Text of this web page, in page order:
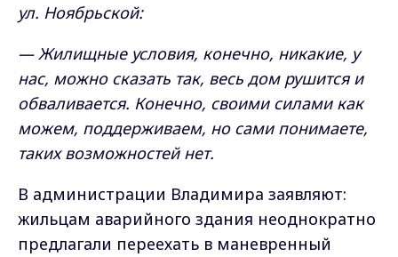
ул. Ноябрьской:
— Жилищные условия, конечно, никакие, у
нас, можно сказать так, весь дом рушится и
обваливается. Конечно, своими силами как
можем, поддерживаем, но сами понимаете,
таких возможностей нет.
В администрации Владимира заявляют:
жильцам аварийного здания неоднократно
предлагали переехать в маневренный